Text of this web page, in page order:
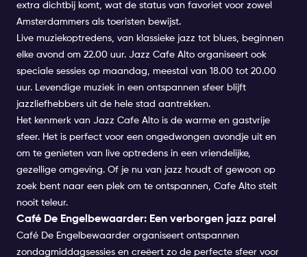
extra dichtbij komt, wat de status van favoriet voor zowel
Amsterdammers als toeristen bewijst.
Live muziekoptredens, van klassieke jazz tot blues, beginnen
elke avond om 22.00 uur. Jazz Cafe Alto organiseert ook
speciale sessies op maandag, meestal van 18.00 tot 20.00
uur. Levendige muziek in een ontspannen sfeer blijft
jazzliefhebbers uit de hele stad aantrekken.
Het kenmerk van Jazz Cafe Alto is de warme en gastvrije
sfeer. Het is perfect voor een ongedwongen avondje uit en
om te genieten van live optredens in een vriendelijke,
gezellige omgeving. Of je nu van jazz houdt of gewoon op
zoek bent naar een plek om te ontspannen, Cafe Alto stelt
nooit teleur.
Café De Engelbewaarder: Een verborgen jazz parel
Café De Engelbewaarder organiseert ontspannen
zondagmiddagsessies en creëert zo de perfecte sfeer voor